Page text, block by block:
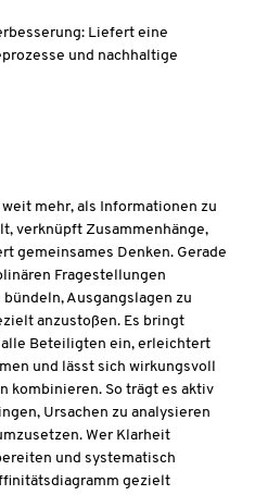
Liefert eine
und nachhaltige
mehr, als Informationen zu
verknüpft Zusammenhänge,
gemeinsames Denken. Gerade
Fragestellungen
Ausgangslagen zu
anzustoßen. Es bringt
Beteiligten ein, erleichtert
und lässt sich wirkungsvoll
kombinieren. So trägt es aktiv
Ursachen zu analysieren
Wer Klarheit
und systematisch
gezielt